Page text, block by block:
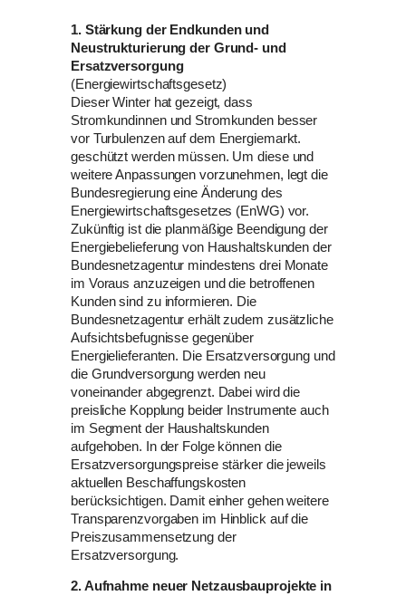
1. Stärkung der Endkunden und
Neustrukturierung der Grund- und
Ersatzversorgung
(Energiewirtschaftsgesetz)
Dieser Winter hat gezeigt, dass
Stromkundinnen und Stromkunden besser
vor Turbulenzen auf dem Energiemarkt.
geschützt werden müssen. Um diese und
weitere Anpassungen vorzunehmen, legt die
Bundesregierung eine Änderung des
Energiewirtschaftsgesetzes (EnWG) vor.
Zukünftig ist die planmäßige Beendigung der
Energiebelieferung von Haushaltskunden der
Bundesnetzagentur mindestens drei Monate
im Voraus anzuzeigen und die betroffenen
Kunden sind zu informieren. Die
Bundesnetzagentur erhält zudem zusätzliche
Aufsichtsbefugnisse gegenüber
Energielieferanten. Die Ersatzversorgung und
die Grundversorgung werden neu
voneinander abgegrenzt. Dabei wird die
preisliche Kopplung beider Instrumente auch
im Segment der Haushaltskunden
aufgehoben. In der Folge können die
Ersatzversorgungspreise stärker die jeweils
aktuellen Beschaffungskosten
berücksichtigen. Damit einher gehen weitere
Transparenzvorgaben im Hinblick auf die
Preiszusammensetzung der
Ersatzversorgung.
2. Aufnahme neuer Netzausbauprojekte in